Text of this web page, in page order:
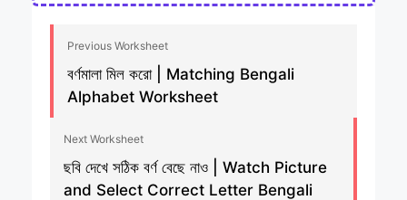
Previous Worksheet
বর্ণমালা মিল করো | Matching Bengali
Alphabet Worksheet
Next Worksheet
ছবি দেখে সঠিক বর্ণ বেছে নাও | Watch Picture
and Select Correct Letter Bengali